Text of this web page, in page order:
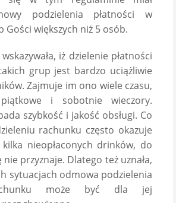
podzielenia płatności w
Gości większych niż 5 osób.
iż dzielenie płatności
grup jest bardzo uciążliwie
Zajmuje im ono wiele czasu,
piątkowe i sobotnie wieczory.
szybkość i jakość obsługi. Co
rachunku często okazuje
nieopłaconych drinków, do
przyznaje. Dlatego też uznała,
sytuacjach odmowa podzielenia
może być dla jej